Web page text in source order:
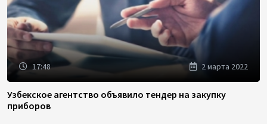
17:48 2 марта 2022
Узбекское агентство объявило тендер на закупку
приборов